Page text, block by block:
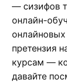
— сизифов
онлайн-
претензия
курсам —
давайте